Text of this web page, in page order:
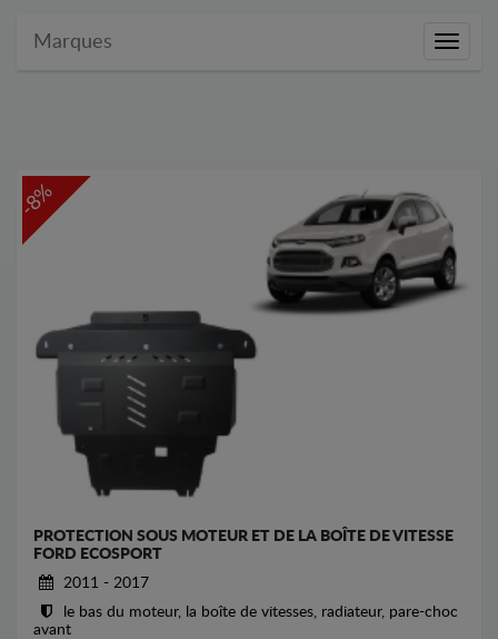
Marques
-8%
PROTECTION SOUS MOTEUR ET DE LA BOÎTE DE VITESSE
FORD ECOSPORT
2011 - 2017
le bas du moteur, la boîte de vitesses, radiateur, pare-choc
avant